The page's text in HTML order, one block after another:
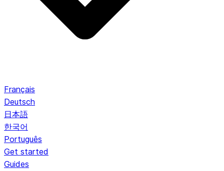
Français
Deutsch
日本語
한국어
Português
Get started
Guides